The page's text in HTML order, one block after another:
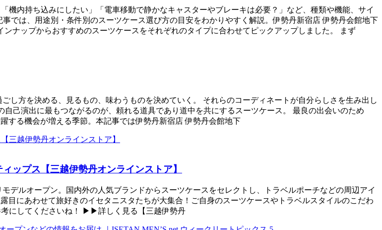
機内持ち込みにしたい」「電車移動で静かなキャスターやブレーキは必要？」など、種類や機能、サイ
では、用途別・条件別のスーツケース選び方の目安をわかりやすく解説。伊勢丹新宿店 伊勢丹会館地下
ナップからおすすめのスーツケースをそれぞれのタイプに合わせてピックアップしました。 まず
し方を決める、見るもの、味わうものを決めていく。 それらのコーディネートが自分らしさを生み出し
己演出に最もつながるのが、頼れる道具であり道中を共にするスーツケース。 最良の出会いのため
する機会が増える季節。本記事では伊勢丹新宿店 伊勢丹会館地下
ップス【三越伊勢丹オンラインストア】
デルオープン。国内外の人気ブランドからスーツケースをセレクトし、トラベルポーチなどの周辺アイ
目にあわせて旅好きのイセタニスタたちが大集合！ご自身のスーツケースやトラベルスタイルのこだわ
にしてくださいね！ ▶▶詳しく見る【三越伊勢丹